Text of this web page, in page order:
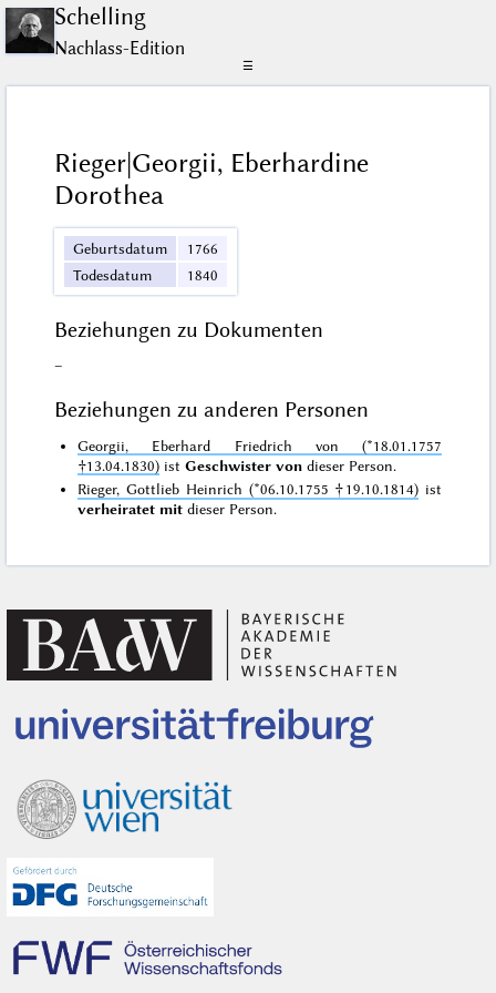
Schelling
Nachlass-Edition
☰
Rieger|Georgii, Eberhardine
Dorothea
Geburtsdatum
1766
Todesdatum
1840
Beziehungen zu Dokumenten
–
Beziehungen zu anderen Personen
Georgii, Eberhard Friedrich von (*18.01.1757
†13.04.1830) istGeschwister von dieser Person.
Rieger, Gottlieb Heinrich (*06.10.1755 †19.10.1814) ist
verheiratet mit dieser Person.